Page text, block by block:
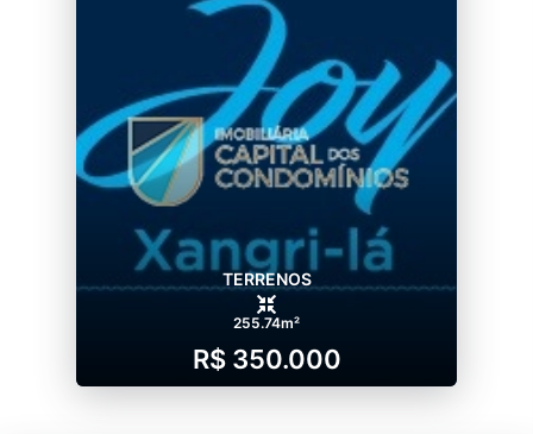
TERRENOS
255.74m²
R$ 350.000